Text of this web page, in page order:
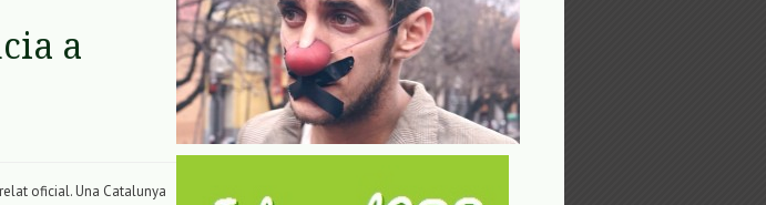
a
oficial. Una Catalunya